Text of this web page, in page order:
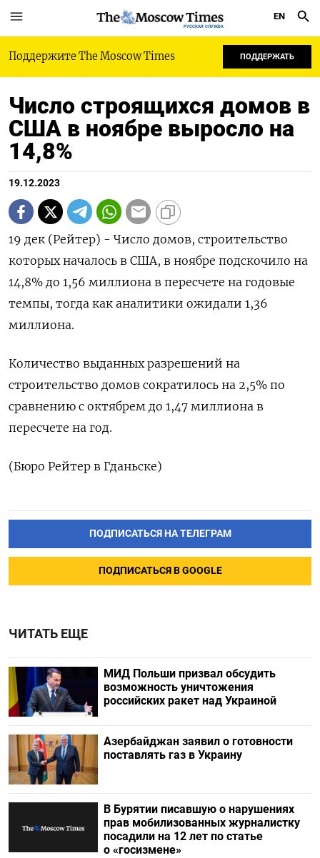
РУССКАЯ СЛУЖБА
EN
Поддержите The Moscow Times ПОДДЕРЖАТЬ
Число строящихся домов в
США в ноябре выросло на
14,8%
19.12.2023
19 дек (Рейтер) - Число домов, строительство
которых началось в США, в ноябре подскочило на
14,8% до 1,56 миллиона в пересчете на годовые
темпы, тогда как аналитики ожидали 1,36
миллиона.
Количество выданных разрешений на
строительство домов сократилось на 2,5% по
сравнению с октябрем до 1,47 миллиона в
пересчете на год.
(Бюро Рейтер в Гданьске)
ПОДПИСАТЬСЯ НА ТЕЛЕГРАМ
ПОДПИСАТЬСЯ В GOOGLE
ЧИТАТЬ ЕЩЕ
МИД Польши призвал обсудить
возможность уничтожения
российских ракет над Украиной
Азербайджан заявил о готовности
поставлять газ в Украину
В Бурятии писавшую о нарушениях
прав мобилизованных журналистку
посадили на 12 лет по статье
о «госизмене»